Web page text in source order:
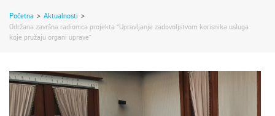
Početna > Aktualnosti >
Održana završna radionica projekta “Upravljanje zadovoljstvom korisnika usluga
koje pružaju organi uprave“